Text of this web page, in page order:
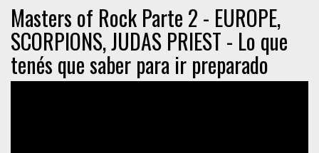
Masters of Rock Parte 2 - EUROPE,
SCORPIONS, JUDAS PRIEST - Lo que
tenés que saber para ir preparado